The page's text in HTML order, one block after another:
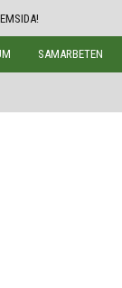
SAMARBETEN